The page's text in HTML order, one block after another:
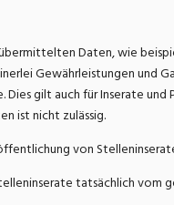
Daten, wie
Gewährleistungen
gilt auch für Inserate
ist nicht zulässig.
von
tatsächlich